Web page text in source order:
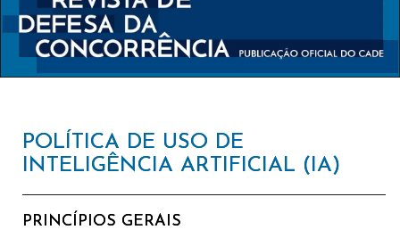
POLÍTICA DE USO DE
INTELIGÊNCIA ARTIFICIAL (IA)
PRINCÍPIOS GERAIS